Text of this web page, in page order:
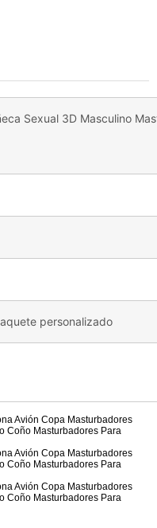
Sexual 3D Masculino
personalizado